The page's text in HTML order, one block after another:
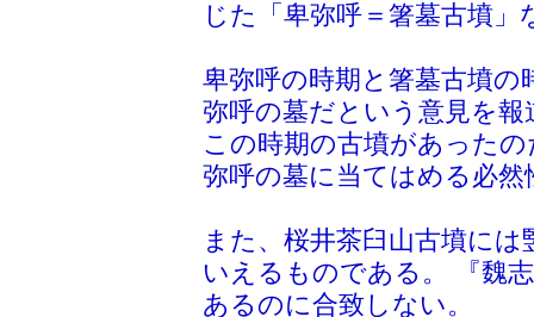
じた「卑弥呼＝箸墓古墳
卑弥呼の時期と箸墓古墳
弥呼の墓だという意見を
この時期の古墳があった
弥呼の墓に当てはめる必
また、桜井茶臼山古墳に
いえるものである。 『魏
あるのに合致しない。